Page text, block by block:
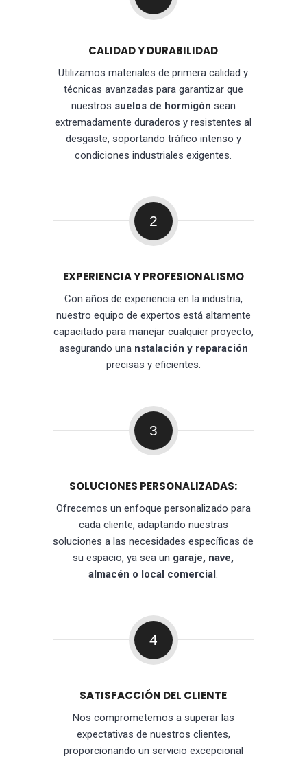
CALIDAD Y DURABILIDAD
Utilizamos materiales de primera calidad y
técnicas avanzadas para garantizar que
nuestros suelos de hormigón sean
extremadamente duraderos y resistentes al
desgaste, soportando tráfico intenso y
condiciones industriales exigentes.
2
EXPERIENCIA Y PROFESIONALISMO
Con años de experiencia en la industria,
nuestro equipo de expertos está altamente
capacitado para manejar cualquier proyecto,
asegurando una nstalación y reparación
precisas y eficientes.
3
SOLUCIONES PERSONALIZADAS:
Ofrecemos un enfoque personalizado para
cada cliente, adaptando nuestras
soluciones a las necesidades específicas de
su espacio, ya sea un garaje, nave,
almacén o local comercial.
4
SATISFACCIÓN DEL CLIENTE
Nos comprometemos a superar las
expectativas de nuestros clientes,
proporcionando un servicio excepcional